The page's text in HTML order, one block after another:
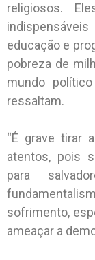
religiosos.
educação e
pobreza de
mundo
ressaltam.
“É grave tirar
atentos, pois
para
sofrimento,
ameaçar a